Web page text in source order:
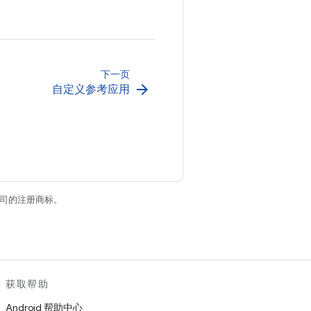
下一页
自定义参考应用 arrow_forward
的注册商标。
获取帮助
Android 帮助中心